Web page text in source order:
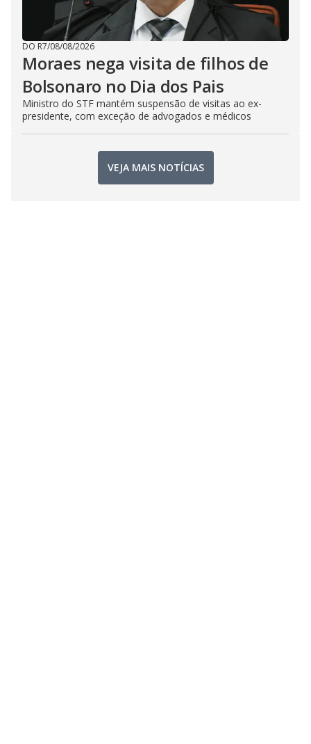
DO R7/08/08/2026
Moraes nega visita de filhos de
Bolsonaro no Dia dos Pais
Ministro do STF mantém suspensão de visitas ao ex-
presidente, com exceção de advogados e médicos
VEJA MAIS NOTÍCIAS